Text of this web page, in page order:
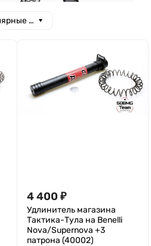
сначала
4 400 ₽
Удлинитель магазина
Тактика-Тула на Benelli
Nova/Supernova +3
патрона (40002)